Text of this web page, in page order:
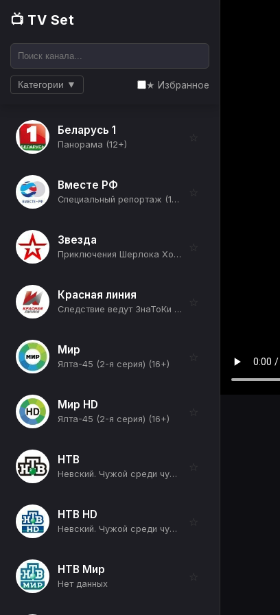
📺 TV Set
Категории ▼ ★ Избранное
Беларусь 1
Панорама (12+)
☆
Вместе РФ
Специальный репортаж (12+)
☆
Звезда
Приключения Шерлока Холмса и доктора Ватсона (Знакомство) (12+)
☆
Красная линия
Следствие ведут ЗнаТоКи (Дело №13. До третьего выстрела: Часть 1-я) (16+)
☆
Мир
Ялта-45 (2-я серия) (16+)
☆
Мир HD
Ялта-45 (2-я серия) (16+)
☆
НТВ
Невский. Чужой среди чужих (Внутренние органы) (16+)
☆
НТВ HD
Невский. Чужой среди чужих (Внутренние органы) (16+)
☆
НТВ Мир
Нет данных
☆